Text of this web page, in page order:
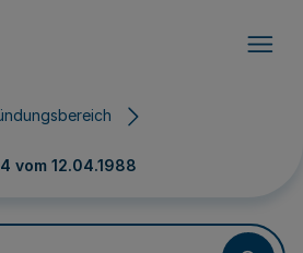
vom 12.04.1988